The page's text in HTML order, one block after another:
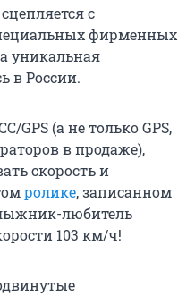
с
фирменных
уникальная
в России.
(а не только GPS,
в продаже),
скорость и
ролике, записанном
любитель
103 км/ч!